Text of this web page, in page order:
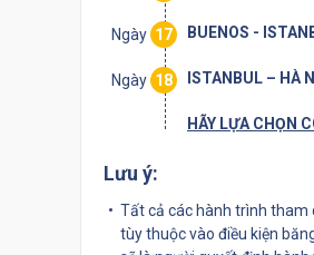
Ngày 17 BUENOS -
Ngày 18 ISTANBUL – HÀ
HÃY LỰA CHỌN
Lưu ý:
Tất cả các hành trình tham
tùy thuộc vào điều kiện